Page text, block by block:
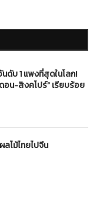
ดับ 1 แพงที่สุดในโลก!
อน-สิงคโปร์” เรียบร้อย
ลไม้ไทยไปจีน